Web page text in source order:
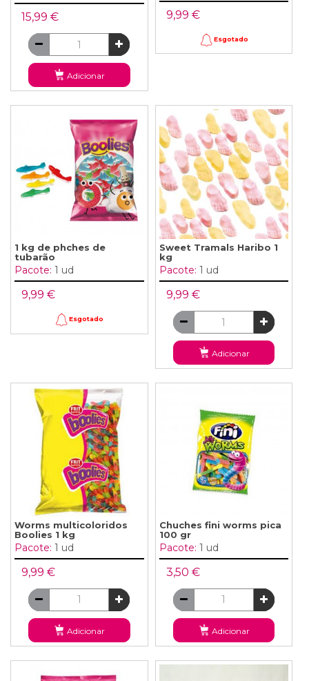
15,99 €
Adicionar
9,99 €
Esgotado
1 kg de phches de
tubarão
Pacote: 1 ud
9,99 €
Esgotado
Sweet Tramals Haribo 1
kg
Pacote: 1 ud
9,99 €
Adicionar
Worms multicoloridos
Boolies 1 kg
Pacote: 1 ud
9,99 €
Adicionar
Chuches fini worms pica
100 gr
Pacote: 1 ud
3,50 €
Adicionar